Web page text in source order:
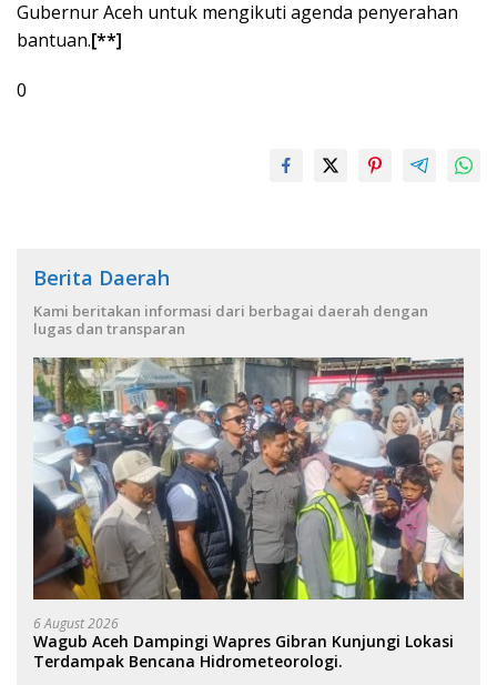
Gubernur Aceh untuk mengikuti agenda penyerahan
bantuan.[**]
0
Berita Daerah
Kami beritakan informasi dari berbagai daerah dengan
lugas dan transparan
6 August 2026
Wagub Aceh Dampingi Wapres Gibran Kunjungi Lokasi
Terdampak Bencana Hidrometeorologi.